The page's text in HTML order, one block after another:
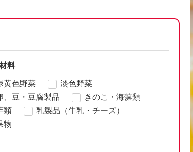
料
黄色野菜
淡色野菜
、豆・豆腐製品
きのこ・海藻類
類
乳製品（牛乳・チーズ）
物